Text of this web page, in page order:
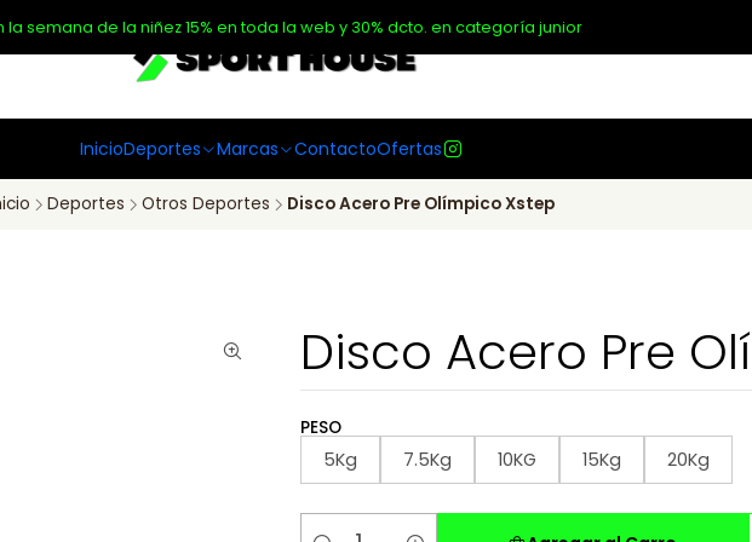
InicioDeportes Marcas ContactoOfertas
la semana de la niñez 15% en toda la web y 30% dcto. en categoría junior
Deportes Otros Deportes Disco Acero Pre Olímpico Xstep
Disco Acero Pre
PESO
5Kg 7.5Kg 10KG 15Kg 20Kg